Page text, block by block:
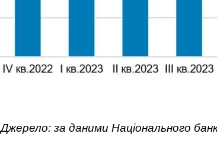
Джерело: за даними Національного